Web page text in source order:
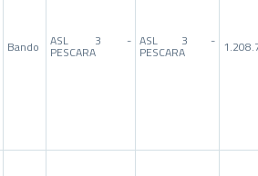
Bando ASL 3 -
PESCARA
ASL 3 -
PESCARA